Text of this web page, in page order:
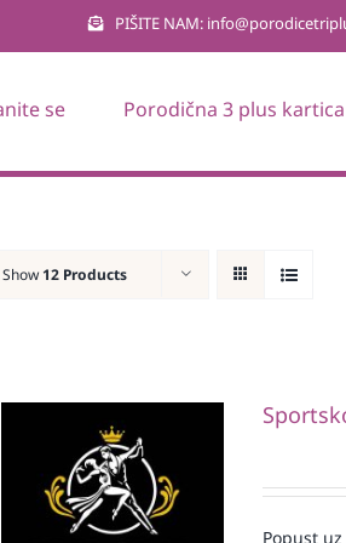
PIŠITE NAM:
se Porodična 3 plus kartica
Show 12 Products
Popust